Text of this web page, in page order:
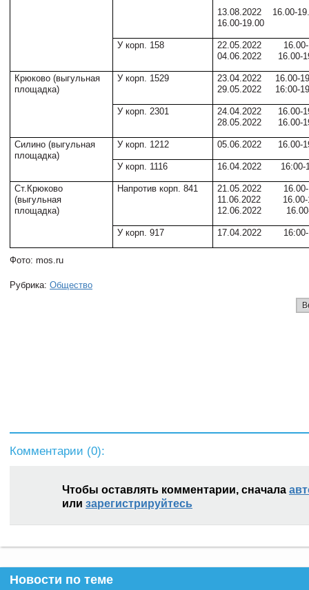
13.08.2022 16.00-
16.00-19.00
У корп. 158
22.05.2022 16.00-
04.06.2022 16.00-
Крюково (выгульная
площадка)
У корп. 1529
23.04.2022 16.00-
29.05.2022 16:00-
У корп. 2301
24.04.2022 16.00-
28.05.2022 16.00-
Силино (выгульная
площадка)
У корп. 1212 05.06.2022 16.00-
У корп. 1116 16.04.2022 16:00-
Ст.Крюково
(выгульная
площадка)
Напротив корп. 841
21.05.2022 16.00-
11.06.2022 16.00-
12.06.2022 16.00-
У корп. 917 17.04.2022 16:00-
Фото: mos.ru
Рубрика: Общество
Комментарии (0):
Чтобы оставлять комментарии, сначала
или зарегистрируйтесь
Новости по теме